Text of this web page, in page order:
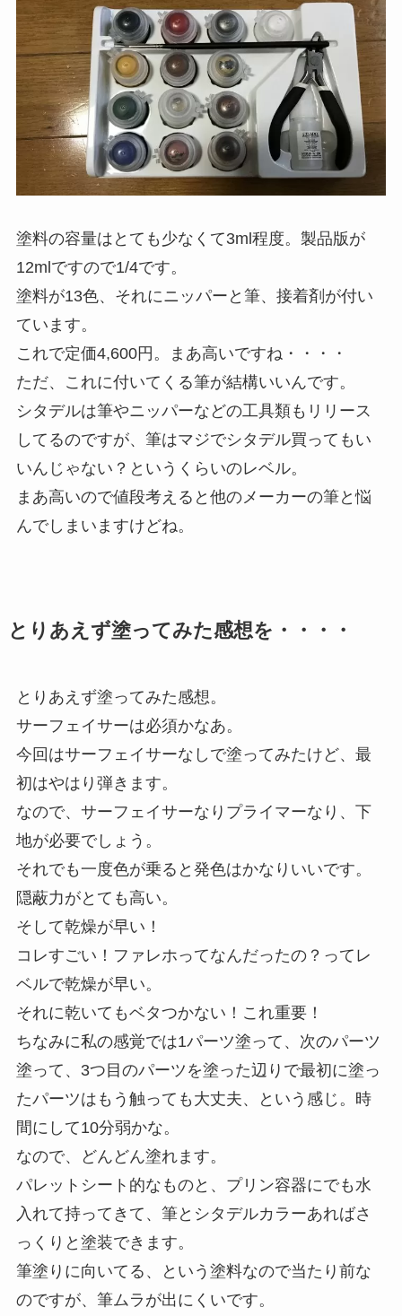
塗料の容量はとても少なくて3ml程度。製品版が
12mlですので1/4です。
塗料が13色、それにニッパーと筆、接着剤が付い
ています。
これで定価4,600円。まあ高いですね・・・・
ただ、これに付いてくる筆が結構いいんです。
シタデルは筆やニッパーなどの工具類もリリース
してるのですが、筆はマジでシタデル買ってもい
いんじゃない？というくらいのレベル。
まあ高いので値段考えると他のメーカーの筆と悩
んでしまいますけどね。
とりあえず塗ってみた感想を・・・・
とりあえず塗ってみた感想。
サーフェイサーは必須かなあ。
今回はサーフェイサーなしで塗ってみたけど、最
初はやはり弾きます。
なので、サーフェイサーなりプライマーなり、下
地が必要でしょう。
それでも一度色が乗ると発色はかなりいいです。
隠蔽力がとても高い。
そして乾燥が早い！
コレすごい！ファレホってなんだったの？ってレ
ベルで乾燥が早い。
それに乾いてもベタつかない！これ重要！
ちなみに私の感覚では1パーツ塗って、次のパーツ
塗って、3つ目のパーツを塗った辺りで最初に塗っ
たパーツはもう触っても大丈夫、という感じ。時
間にして10分弱かな。
なので、どんどん塗れます。
パレットシート的なものと、プリン容器にでも水
入れて持ってきて、筆とシタデルカラーあればさ
っくりと塗装できます。
筆塗りに向いてる、という塗料なので当たり前な
のですが、筆ムラが出にくいです。